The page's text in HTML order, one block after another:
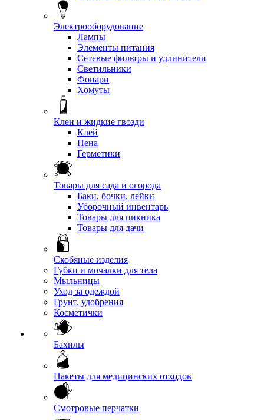
Электрооборудование
Лампы
Элементы питания
Сетевые фильтры и удлинители
Светильники
Фонари
Хомуты
Клеи и жидкие гвозди
Клей
Пена
Герметики
Товары для сада и огорода
Баки, бочки, лейки
Уборочный инвентарь
Товары для пикника
Товары для дачи
Скобяные изделия
Губки и мочалки для тела
Мыльницы
Уход за одеждой
Грунт, удобрения
Косметички
Бахилы
Пакеты для медицинских отходов
Смотровые перчатки